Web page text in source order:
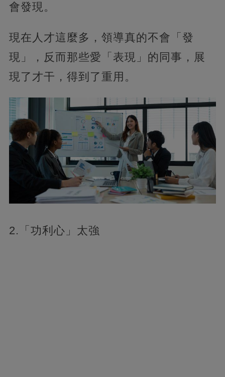
會發現。
現在人才這麼多，領導真的不會「發
現」，反而那些愛「表現」的同事，展
現了才干，得到了重用。
2.「功利心」太強